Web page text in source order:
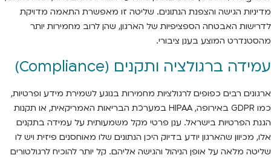
מדיניות הגישה והצפנת הנתונים. שליטה זו מאפשרת התאמה מדויקת
לדרישות האבטחה הספציפיות של הארגון, שהן לרוב מחמירות יותר
מהסטנדרט המוצע בענן ציבורי.
עמידה ברגולציה ותקנים (Compliance)
ארגונים רבים כפופים לרגולציות מחמירות בנוגע לשמירת מידע ופרטיות,
כמו GDPR באירופה, HIPAA במערכת הבריאות האמריקאית, או תקנות
הגנת הפרטיות בישראל. ענן פרטי מקל משמעותית על עמידה בתקנים
אלו, מכיוון שהארגון יודע בדיוק היכן הנתונים שלו מאוחסנים פיזית ויש לו
שליטה מלאה על אופן הניהול והגישה אליהם. קל יותר להוכיח לרגולטורים